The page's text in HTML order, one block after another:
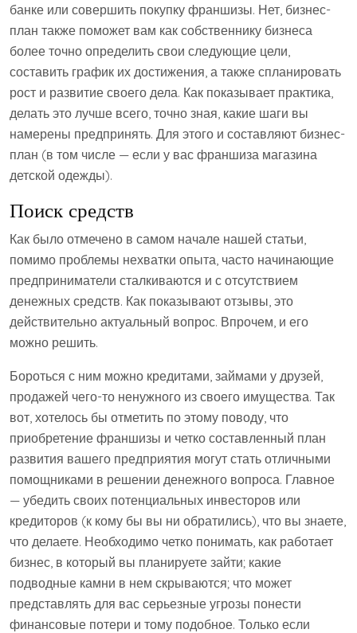
банке или совершить покупку франшизы. Нет, бизнес-
план также поможет вам как собственнику бизнеса
более точно определить свои следующие цели,
составить график их достижения, а также спланировать
рост и развитие своего дела. Как показывает практика,
делать это лучше всего, точно зная, какие шаги вы
намерены предпринять. Для этого и составляют бизнес-
план (в том числе — если у вас франшиза магазина
детской одежды).
Поиск средств
Как было отмечено в самом начале нашей статьи,
помимо проблемы нехватки опыта, часто начинающие
предприниматели сталкиваются и с отсутствием
денежных средств. Как показывают отзывы, это
действительно актуальный вопрос. Впрочем, и его
можно решить.
Бороться с ним можно кредитами, займами у друзей,
продажей чего-то ненужного из своего имущества. Так
вот, хотелось бы отметить по этому поводу, что
приобретение франшизы и четко составленный план
развития вашего предприятия могут стать отличными
помощниками в решении денежного вопроса. Главное
— убедить своих потенциальных инвесторов или
кредиторов (к кому бы вы ни обратились), что вы знаете,
что делаете. Необходимо четко понимать, как работает
бизнес, в который вы планируете зайти; какие
подводные камни в нем скрываются; что может
представлять для вас серьезные угрозы понести
финансовые потери и тому подобное. Только если